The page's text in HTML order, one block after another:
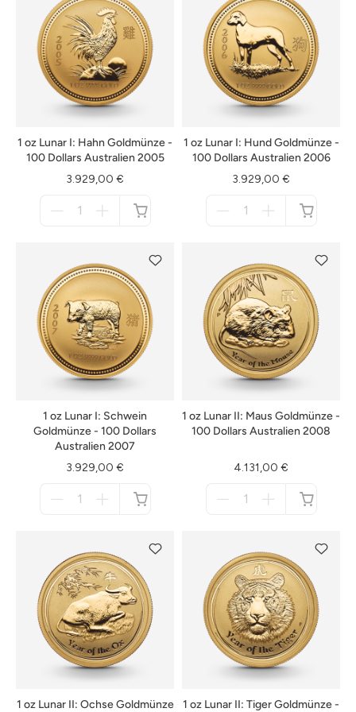
1 oz Lunar I: Hahn Goldmünze -
100 Dollars Australien 2005
3.929,00 €
1 oz Lunar I: Hund Goldmünze -
100 Dollars Australien 2006
3.929,00 €
1 oz Lunar I: Schwein
Goldmünze - 100 Dollars
Australien 2007
3.929,00 €
1 oz Lunar II: Maus Goldmünze -
100 Dollars Australien 2008
4.131,00 €
1 oz Lunar II: Ochse Goldmünze
1 oz Lunar II: Tiger Goldmünze -